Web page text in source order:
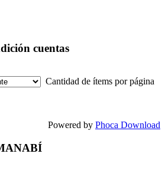
cuentas
Cantidad de ítems por página
Powered by Phoca Download